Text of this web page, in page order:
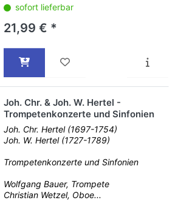
sofort lieferbar
21,99 € *
Joh. Chr. & Joh. W. Hertel -
Trompetenkonzerte und Sinfonien
Joh. Chr. Hertel (1697-1754)
Joh. W. Hertel (1727-1789)
Trompetenkonzerte und Sinfonien
Wolfgang Bauer, Trompete
Christian Wetzel, Oboe...